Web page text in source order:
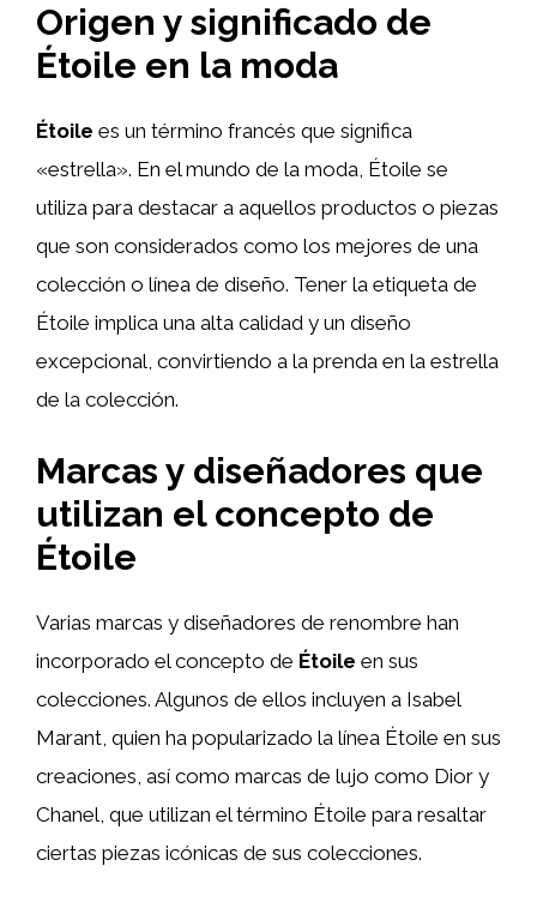
Origen y significado de
Étoile en la moda
Étoile es un término francés que significa
«estrella». En el mundo de la moda, Étoile se
utiliza para destacar a aquellos productos o piezas
que son considerados como los mejores de una
colección o línea de diseño. Tener la etiqueta de
Étoile implica una alta calidad y un diseño
excepcional, convirtiendo a la prenda en la estrella
de la colección.
Marcas y diseñadores que
utilizan el concepto de
Étoile
Varias marcas y diseñadores de renombre han
incorporado el concepto de Étoile en sus
colecciones. Algunos de ellos incluyen a Isabel
Marant, quien ha popularizado la línea Étoile en sus
creaciones, así como marcas de lujo como Dior y
Chanel, que utilizan el término Étoile para resaltar
ciertas piezas icónicas de sus colecciones.